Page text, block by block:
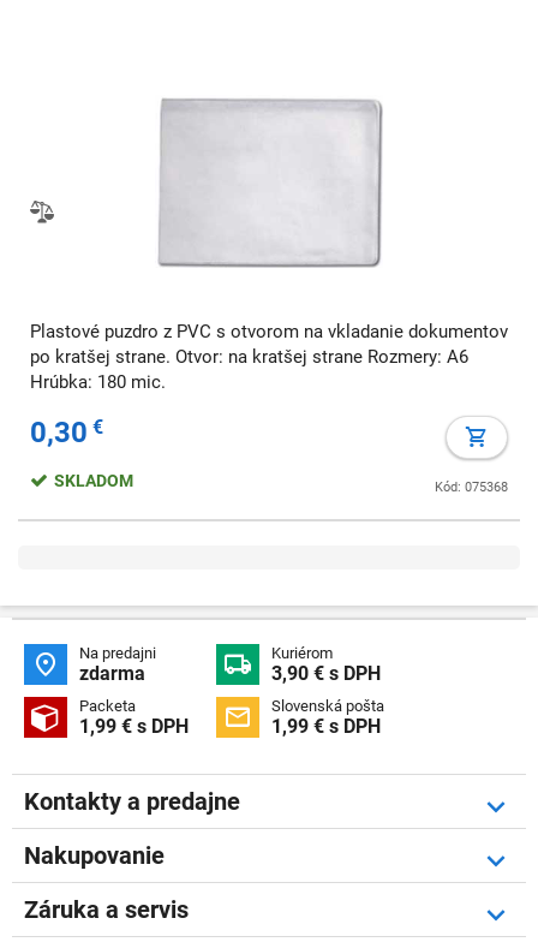
Plastové puzdro z PVC s otvorom na vkladanie dokumentov
po kratšej strane. Otvor: na kratšej strane Rozmery: A6
Hrúbka: 180 mic.
0,30 €
Kód: 075368
SKLADOM
 Na predajni
zdarma  Kuriérom
3,90 € s DPH
 Packeta
1,99 € s DPH  Slovenská pošta
1,99 € s DPH
Kontakty a predajne
Nakupovanie
Záruka a servis